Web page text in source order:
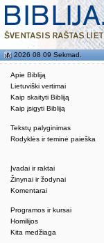
Apie Bibliją
Lietuviški vertimai
Kaip skaityti Bibliją
Kaip įsigyti Bibliją
Tekstų palyginimas
Rodyklės ir teminė paieška
Įvadai ir raktai
Žinynai ir žodynai
Komentarai
Programos ir kursai
Homilijos
Kita medžiaga
2026 08 09 Sekmad.